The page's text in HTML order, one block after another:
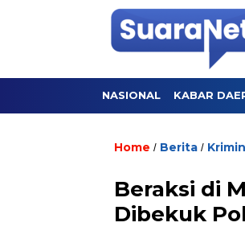
NASIONAL KABAR
Home / Berita /
Beraksi di
Dibekuk